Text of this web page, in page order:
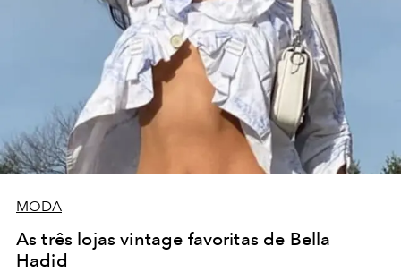
MODA
As três lojas vintage favoritas de Bella
Hadid